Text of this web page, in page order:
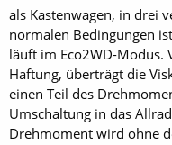
als Kastenwagen, in drei
normalen Bedingungen
läuft im Eco2WD-Modus.
Haftung, überträgt die
einen Teil des
Umschaltung in das
Drehmoment wird ohne